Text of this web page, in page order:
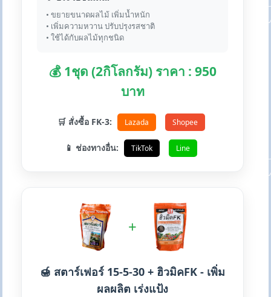
• ขยายขนาดผลไม้ เพิ่มน้ำหนัก
• เพิ่มความหวาน ปรับปรุงรสชาติ
• ใช้ได้กับผลไม้ทุกชนิด
💰 1ชุด (2กิโลกรัม) ราคา : 950
บาท
🛒 สั่งซื้อ FK-3: Lazada Shopee
📱 ช่องทางอื่น: TikTok Line
+
🍯 สตาร์เฟอร์ 15-5-30 + ฮิวมิคFK - เพิ่ม
ผลผลิต เร่งแป้ง